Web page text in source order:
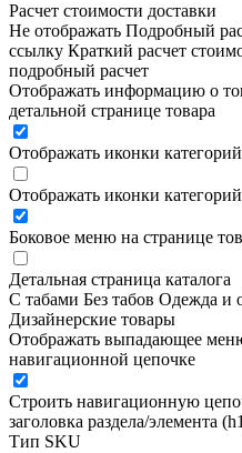
Расчет стоимости доставки
Не отображать Подробный
ссылку Краткий расчет
подробный расчет
Отображать информацию о
детальной странице товара
Отображать иконки
Отображать иконки
Боковое меню на странице
Детальная страница каталога
С табами Без табов Одежда и
Дизайнерские товары
Отображать выпадающее
навигационной цепочке
Строить навигационную
заголовка раздела/элемента
Тип SKU